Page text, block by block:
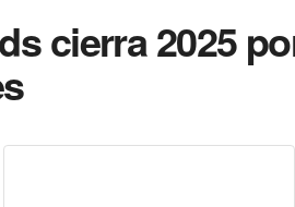
cierra 2025